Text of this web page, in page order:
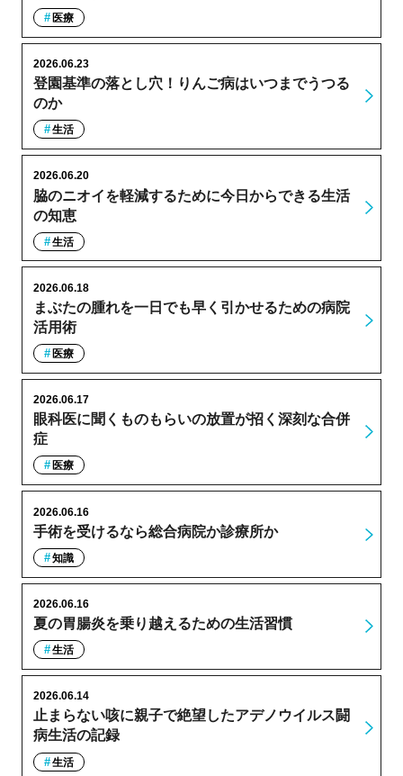
医療
登園基準の落とし穴！りんご病はいつまでうつる
のか
2026.06.23
生活
脇のニオイを軽減するために今日からできる生活
の知恵
2026.06.20
生活
まぶたの腫れを一日でも早く引かせるための病院
活用術
2026.06.18
医療
眼科医に聞くものもらいの放置が招く深刻な合併
症
2026.06.17
医療
手術を受けるなら総合病院か診療所か
2026.06.16
知識
夏の胃腸炎を乗り越えるための生活習慣
2026.06.16
生活
止まらない咳に親子で絶望したアデノウイルス闘
病生活の記録
2026.06.14
生活